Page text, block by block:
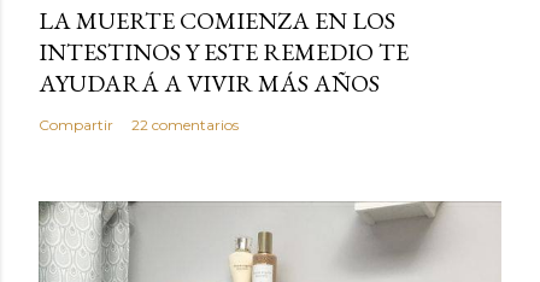
LA MUERTE COMIENZA EN LOS
INTESTINOS Y ESTE REMEDIO TE
AYUDARÁ A VIVIR MÁS AÑOS
Compartir 22 comentarios